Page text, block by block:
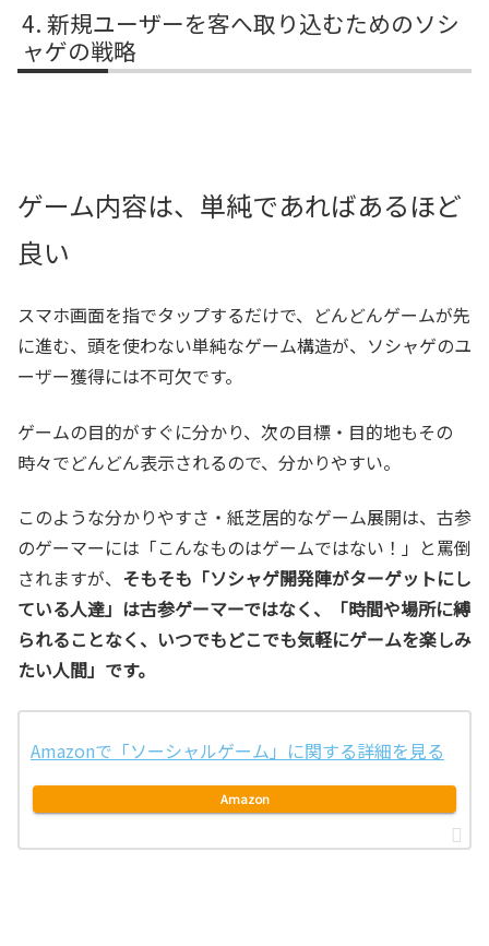
新規ユーザーを客へ取り込むためのソシ
ャゲの戦略
ゲーム内容は、単純であればあるほど
良い
スマホ画面を指でタップするだけで、どんどんゲームが先
に進む、頭を使わない単純なゲーム構造が、ソシャゲのユ
ーザー獲得には不可欠です。
ゲームの目的がすぐに分かり、次の目標・目的地もその
時々でどんどん表示されるので、分かりやすい。
このような分かりやすさ・紙芝居的なゲーム展開は、古参
のゲーマーには「こんなものはゲームではない！」と罵倒
されますが、 そもそも「ソシャゲ開発陣がターゲットにし
ている人達」は古参ゲーマーではなく、「時間や場所に縛
られることなく、いつでもどこでも気軽にゲームを楽しみ
たい人間」です。
Amazonで「ソーシャルゲーム」に関する詳細を見る
Amazon